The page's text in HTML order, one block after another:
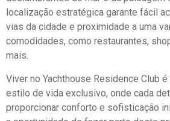
localização estratégica garante fácil
vias da cidade e proximidade a uma
comodidades, como restaurantes,
mais.
Viver no Yachthouse Residence Club
estilo de vida exclusivo, onde cada
proporcionar conforto e sofisticação